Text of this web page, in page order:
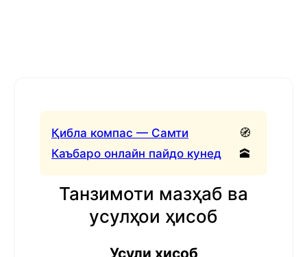
Қибла компас — Самти
Каъбаро онлайн пайдо кунед
🧭
🕋
Танзимоти мазҳаб ва
усулҳои ҳисоб
Усули ҳисоб